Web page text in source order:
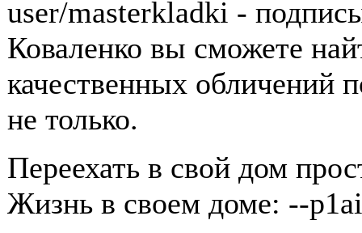
user/masterkladki -
Коваленко вы сможете
качественных обличений
не только.
Переехать в свой дом
Жизнь в своем доме: --